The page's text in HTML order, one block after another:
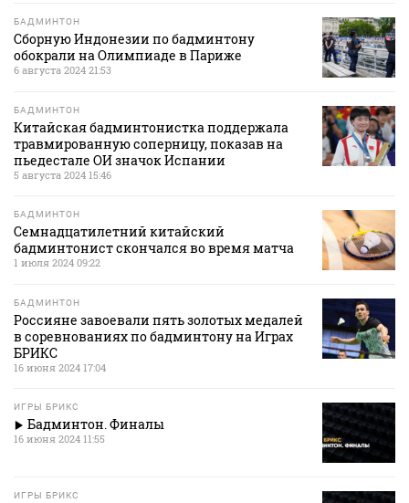
БАДМИНТОН
Сборную Индонезии по бадминтону
обокрали на Олимпиаде в Париже
6 августа 2024 21:53
БАДМИНТОН
Китайская бадминтонистка поддержала
травмированную соперницу, показав на
пьедестале ОИ значок Испании
5 августа 2024 15:46
БАДМИНТОН
Семнадцатилетний китайский
бадминтонист скончался во время матча
1 июля 2024 09:22
БАДМИНТОН
Россияне завоевали пять золотых медалей
в соревнованиях по бадминтону на Играх
БРИКС
16 июня 2024 17:04
ИГРЫ БРИКС
Бадминтон. Финалы
16 июня 2024 11:55
ИГРЫ БРИКС